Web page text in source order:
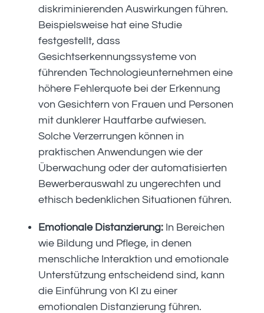
diskriminierenden Auswirkungen führen.
Beispielsweise hat eine Studie
festgestellt, dass
Gesichtserkennungssysteme von
führenden Technologieunternehmen eine
höhere Fehlerquote bei der Erkennung
von Gesichtern von Frauen und Personen
mit dunklerer Hautfarbe aufwiesen.
Solche Verzerrungen können in
praktischen Anwendungen wie der
Überwachung oder der automatisierten
Bewerberauswahl zu ungerechten und
ethisch bedenklichen Situationen führen.
Emotionale Distanzierung:In Bereichen
wie Bildung und Pflege, in denen
menschliche Interaktion und emotionale
Unterstützung entscheidend sind, kann
die Einführung von KI zu einer
emotionalen Distanzierung führen.